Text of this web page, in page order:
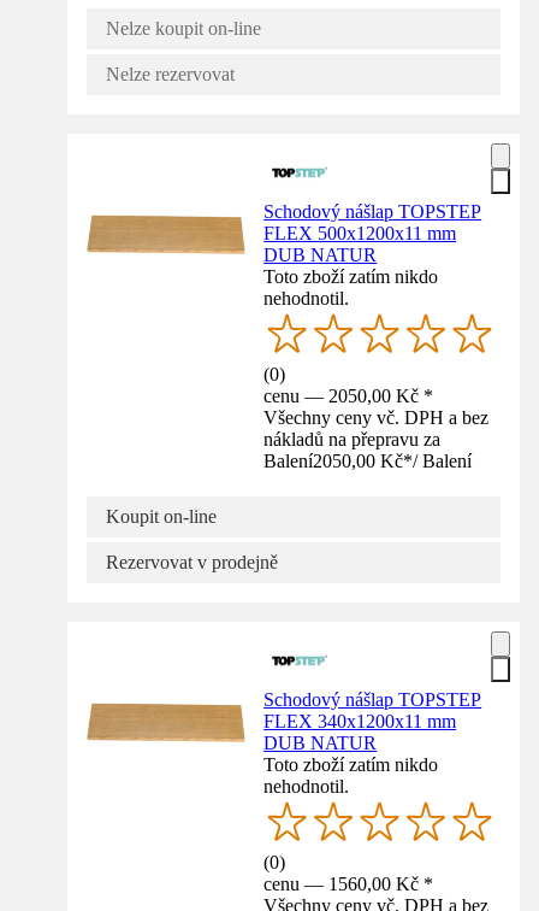
Nelze koupit on-line
Nelze rezervovat
Schodový nášlap TOPSTEP
FLEX 500x1200x11 mm
DUB NATUR
Toto zboží zatím nikdo
nehodnotil.
(0)
cenu — 2050,00 Kč *
Všechny ceny vč. DPH a bez
nákladů na přepravu za
Balení2050,00 Kč*/ Balení
Koupit on-line
Rezervovat v prodejně
Schodový nášlap TOPSTEP
FLEX 340x1200x11 mm
DUB NATUR
Toto zboží zatím nikdo
nehodnotil.
(0)
cenu — 1560,00 Kč *
Všechny ceny vč. DPH a bez